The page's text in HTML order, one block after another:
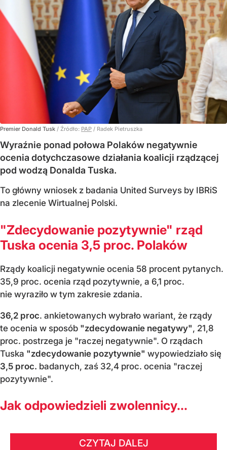
Premier Donald Tusk / Źródło: PAP / Radek Pietruszka
Wyraźnie ponad połowa Polaków negatywnie
ocenia dotychczasowe działania koalicji rządzącej
pod wodzą Donalda Tuska.
To główny wniosek z badania United Surveys by IBRiS
na zlecenie Wirtualnej Polski.
"Zdecydowanie pozytywnie" rząd
Tuska ocenia 3,5 proc. Polaków
Rządy koalicji negatywnie ocenia 58 procent pytanych.
35,9 proc. ocenia rząd pozytywnie, a 6,1 proc.
nie wyraziło w tym zakresie zdania.
36,2 proc. ankietowanych wybrało wariant, że rządy
te ocenia w sposób "zdecydowanie negatywy", 21,8
proc. postrzega je "raczej negatywnie". O rządach
Tuska "zdecydowanie pozytywnie" wypowiedziało się
3,5 proc. badanych, zaś 32,4 proc. ocenia "raczej
pozytywnie".
Jak odpowiedzieli zwolennicy...
CZYTAJ DALEJ